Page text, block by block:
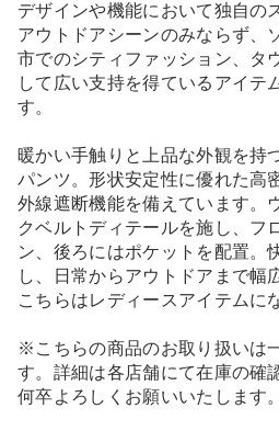
デザインや機能において独自の
アウトドアシーンのみならず、
市でのシティファッション、タ
して広い支持を得ているアイテ
す。
暖かい手触りと上品な外観を持
パンツ。形状安定性に優れた高
外線遮断機能を備えています。
クベルトディテールを施し、フ
ン、後ろにはポケットを配置。
し、日常からアウトドアまで幅
こちらはレディースアイテムに
※こちらの商品のお取り扱いは
す。詳細は各店舗にて在庫の確
何卒よろしくお願いいたします。